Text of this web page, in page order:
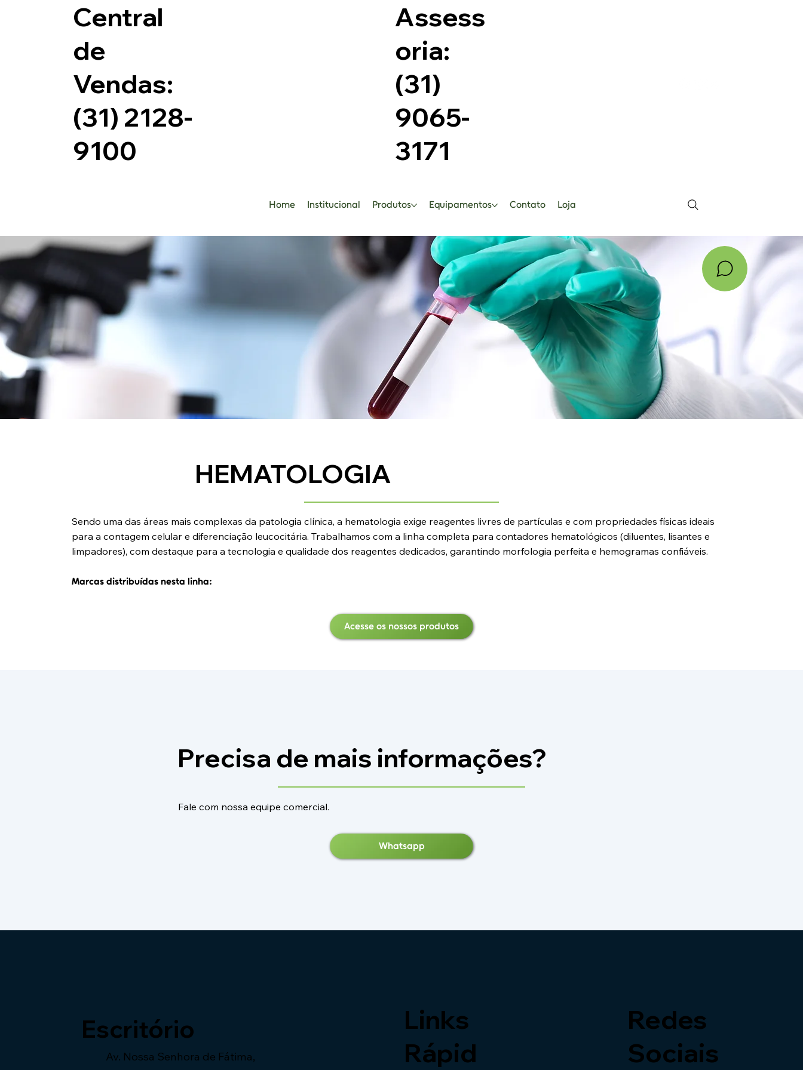
Central
de
Vendas:
(31) 2128-
9100
Assess
oria:
(31)
9065-
3171
Home Institucional Produtos Equipamentos Contato Loja
HEMATOLOGIA
Sendo uma das áreas mais complexas da patologia clínica, a hematologia exige reagentes livres de partículas e com propriedades físicas ideais
para a contagem celular e diferenciação leucocitária. Trabalhamos com a linha completa para contadores hematológicos (diluentes, lisantes e
limpadores), com destaque para a tecnologia e qualidade dos reagentes dedicados, garantindo morfologia perfeita e hemogramas confiáveis.
Marcas distribuídas nesta linha:
Acesse os nossos produtos
Precisa de mais informações?
Fale com nossa equipe comercial.
Whatsapp
Escritório
Av. Nossa Senhora de Fátima,
Links
Rápid
Redes
Sociais